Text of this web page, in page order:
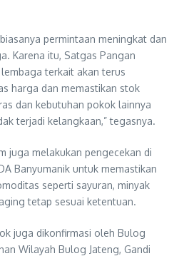
permintaan meningkat dan
Karena itu, Satgas Pangan
terkait akan terus
harga dan memastikan stok
dan kebutuhan pokok lainnya
terjadi kelangkaan,” tegasnya.
juga melakukan pengecekan di
Banyumanik untuk memastikan
seperti sayuran, minyak
tetap sesuai ketentuan.
juga dikonfirmasi oleh Bulog
Wilayah Bulog Jateng, Gandi